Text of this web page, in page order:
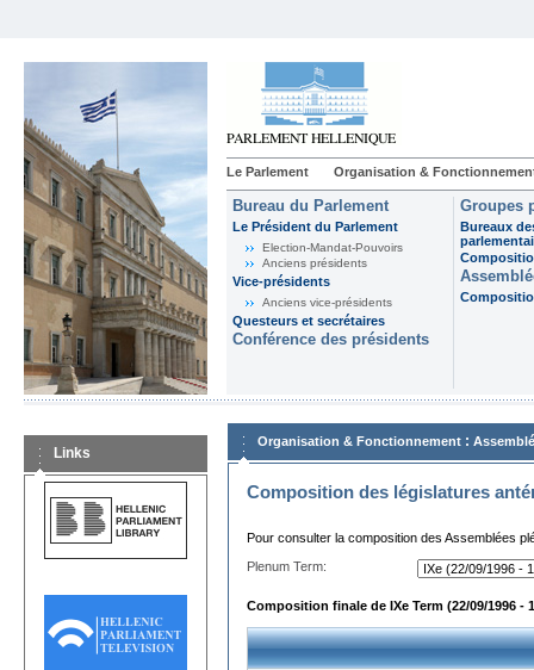
Le Parlement Organisation &
Bureau du Parlement
Le Président du Parlement
Election-Mandat-Pouvoirs
Anciens présidents
Vice-présidents
Anciens vice-présidents
Questeurs et secrétaires
Conférence des présidents
Groupes
Bureaux
Links
Organisation & Fonctionnement :
Composition des législatures
Pour consulter la composition des Assemblées
Plenum Term:
Composition finale de IXe Term (22/09/1996 -